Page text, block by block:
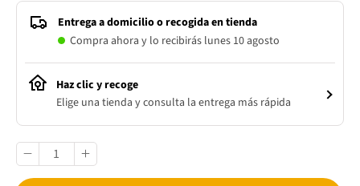
Entrega a domicilio o recogida en tienda
Compra ahora y lo recibirás lunes 10 agosto
Haz clic y recoge
Elige una tienda y consulta la entrega más rápida